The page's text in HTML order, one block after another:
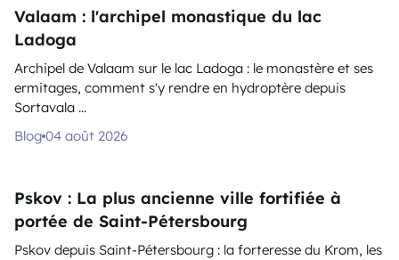
Valaam : l'archipel monastique du lac
Ladoga
Archipel de Valaam sur le lac Ladoga : le monastère et ses
ermitages, comment s'y rendre en hydroptère depuis
Sortavala ...
Blog 04 août 2026
Pskov : La plus ancienne ville fortifiée à
portée de Saint-Pétersbourg
Pskov depuis Saint-Pétersbourg : la forteresse du Krom, les